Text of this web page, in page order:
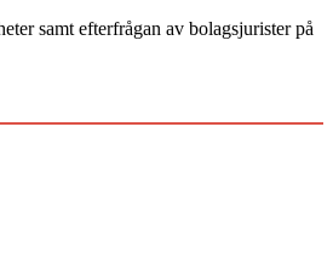
samt efterfrågan av bolagsjurister på